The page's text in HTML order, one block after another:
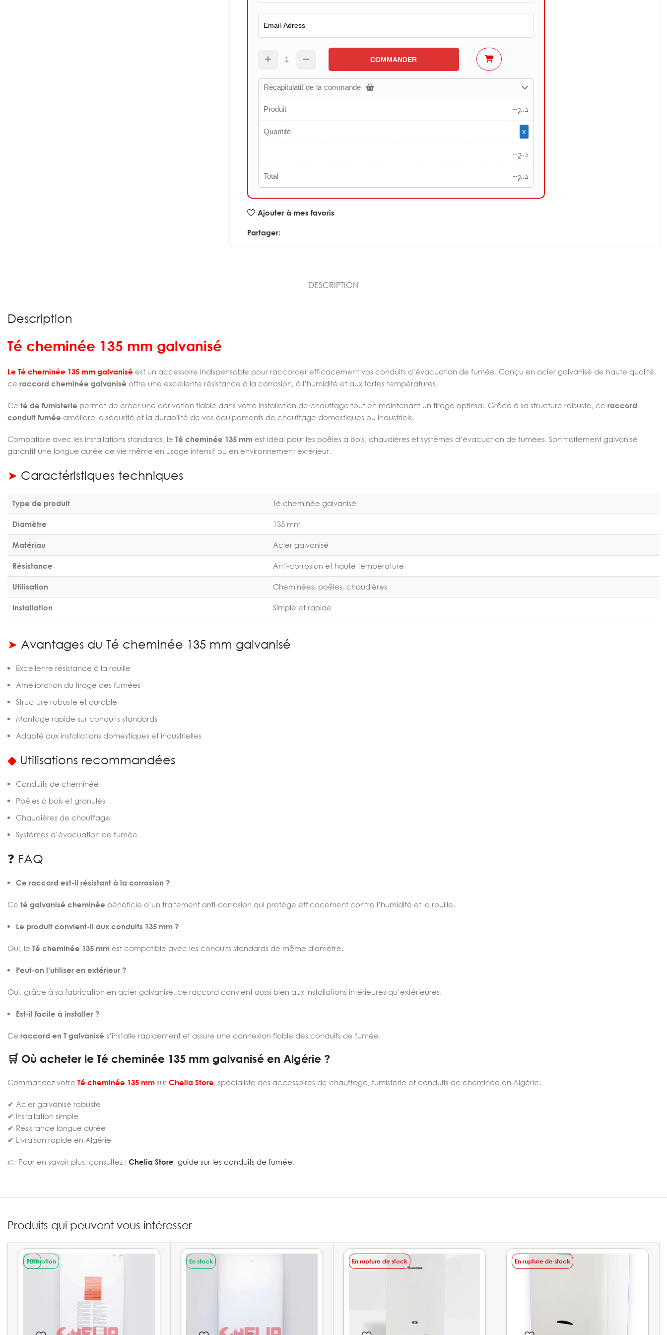
COMMANDER
Récapitulatif de la commande
Produit
--د.ج
Quantité
x
--د.ج
Total
--د.ج
Ajouter à mes favoris
Partager:
DESCRIPTION
Description
Té cheminée 135 mm galvanisé
Le Té cheminée 135 mm galvanisé est un accessoire indispensable pour raccorder efficacement vos conduits d’évacuation de fumée. Conçu en acier galvanisé de haute qualité,
ce raccord cheminée galvanisé offre une excellente résistance à la corrosion, à l’humidité et aux fortes températures.
Ce té de fumisterie permet de créer une dérivation fiable dans votre installation de chauffage tout en maintenant un tirage optimal. Grâce à sa structure robuste, ce raccord
conduit fumée améliore la sécurité et la durabilité de vos équipements de chauffage domestiques ou industriels.
Compatible avec les installations standards, le Té cheminée 135 mm est idéal pour les poêles à bois, chaudières et systèmes d’évacuation de fumées. Son traitement galvanisé
garantit une longue durée de vie même en usage intensif ou en environnement extérieur.
➤ Caractéristiques techniques
Type de produit Té cheminée galvanisé
Diamètre 135 mm
Matériau Acier galvanisé
Résistance Anti-corrosion et haute température
Utilisation Cheminées, poêles, chaudières
Installation Simple et rapide
➤ Avantages du Té cheminée 135 mm galvanisé
Excellente résistance à la rouille
Amélioration du tirage des fumées
Structure robuste et durable
Montage rapide sur conduits standards
Adapté aux installations domestiques et industrielles
◆Utilisations recommandées
Conduits de cheminée
Poêles à bois et granulés
Chaudières de chauffage
Systèmes d’évacuation de fumée
❓ FAQ
Ce raccord est-il résistant à la corrosion ?
Ce té galvanisé cheminée bénéficie d’un traitement anti-corrosion qui protège efficacement contre l’humidité et la rouille.
Le produit convient-il aux conduits 135 mm ?
Oui, le Té cheminée 135 mm est compatible avec les conduits standards de même diamètre.
Peut-on l’utiliser en extérieur ?
Oui, grâce à sa fabrication en acier galvanisé, ce raccord convient aussi bien aux installations intérieures qu’extérieures.
Est-il facile à installer ?
Ce raccord en T galvanisé s’installe rapidement et assure une connexion fiable des conduits de fumée.
🛒 Où acheter le Té cheminée 135 mm galvanisé en Algérie ?
Commandez votre Té cheminée 135 mm sur Chelia Store, spécialiste des accessoires de chauffage, fumisterie et conduits de cheminée en Algérie.
✔ Acier galvanisé robuste
✔ Installation simple
✔ Résistance longue durée
✔ Livraison rapide en Algérie
👉 Pour en savoir plus, consultez : Chelia Store, guide sur les conduits de fumée.
Produits qui peuvent vous intéresser
Promotion
10%
VENTE En stock En rupture de stock En rupture de stock